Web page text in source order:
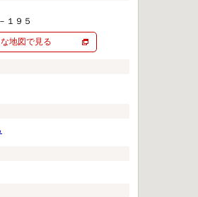
１９５
地図で見る